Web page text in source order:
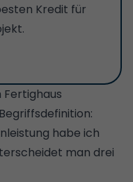
Kredit für
habe ich
man drei